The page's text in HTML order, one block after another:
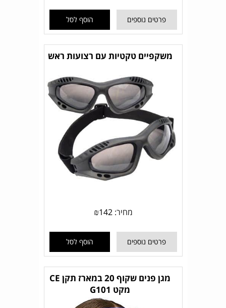
פרטים נוספים הוסף לסל
משקפיים טקטיות עם רצועות ראש
מחיר: ₪142
פרטים נוספים הוסף לסל
מגן פנים שקוף 20 במארז תקן CE
מקט G101